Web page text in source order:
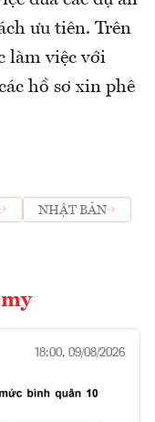
ưu tiên. Trên
làm việc với
hồ sơ xin phê
NHẬT BẢN
18:00, 09/08/2026